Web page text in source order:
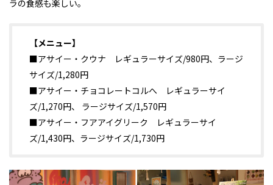
ラの食感も楽しい。
【メニュー】
■アサイー・クウナ レギュラーサイズ/980円、ラージ
サイズ/1,280円
■アサイー・チョコレートコルへ レギュラーサイ
ズ/1,270円、 ラージサイズ/1,570円
■アサイー・フアアイグリーク レギュラーサイ
ズ/1,430円、ラージサイズ/1,730円